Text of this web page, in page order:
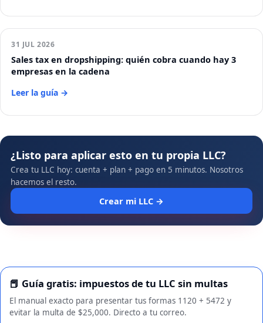
31 JUL 2026
Sales tax en dropshipping: quién cobra cuando hay 3
empresas en la cadena
Leer la guía →
¿Listo para aplicar esto en tu propia LLC?
Crea tu LLC hoy: cuenta + plan + pago en 5 minutos. Nosotros
hacemos el resto.
Crear mi LLC →
📕 Guía gratis: impuestos de tu LLC sin multas
El manual exacto para presentar tus formas 1120 + 5472 y
evitar la multa de $25,000. Directo a tu correo.